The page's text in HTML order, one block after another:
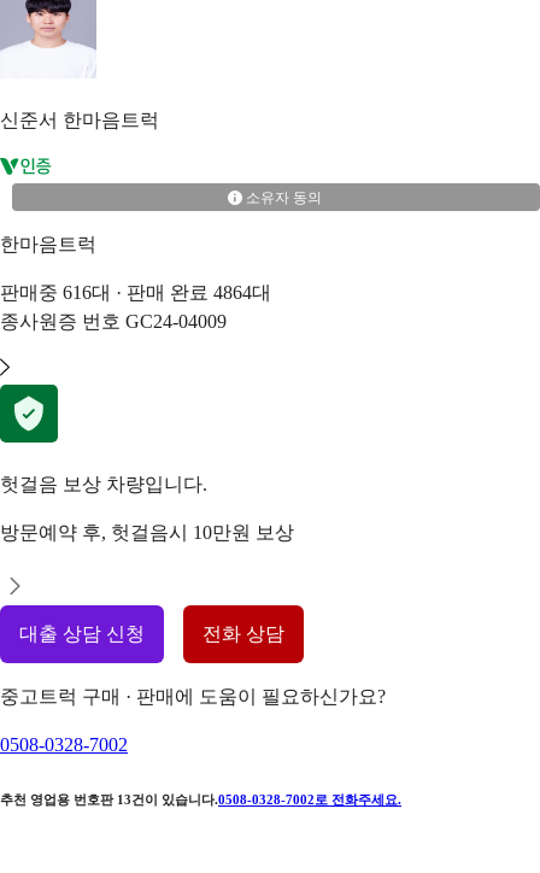
신준서 한마음트럭
소유자 동의
한마음트럭
판매중 616대 · 판매 완료 4864대
종사원증 번호 GC24-04009
헛걸음 보상 차량입니다.
방문예약 후, 헛걸음시 10만원 보상
대출 상담 신청 전화 상담
중고트럭 구매 · 판매에 도움이 필요하신가요?
0508-0328-7002
추천 영업용 번호판 13건이 있습니다.0508-0328-7002 로 전화주세요.